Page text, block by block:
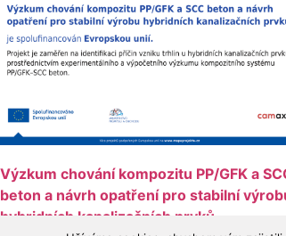
Výzkum chování kompozitu PP/GFK a
beton a návrh opatření pro stabilní
hybridních kanalizačních prvků